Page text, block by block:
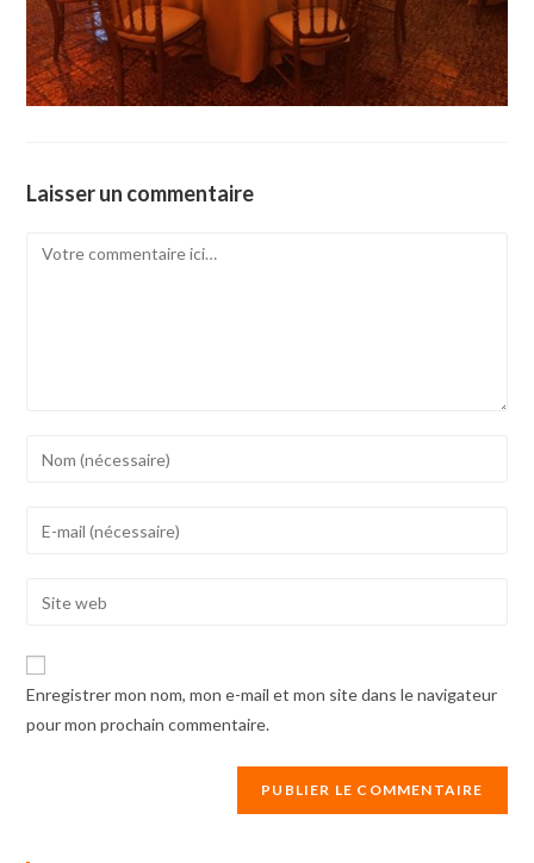
Laisser un commentaire
Comment
to
address
comment
website
URL
Enregistrer mon nom, mon e-mail et mon site dans le navigateur
pour mon prochain commentaire.